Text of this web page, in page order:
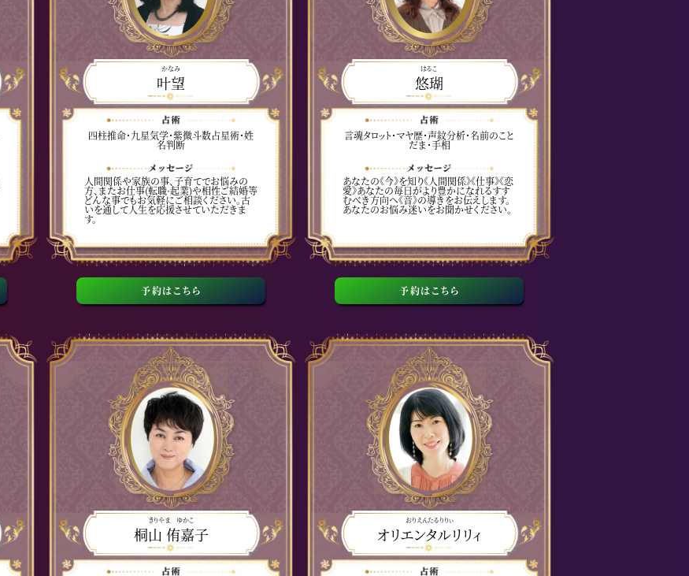
かなみ
叶望
四柱推命・九星気学・紫微斗数占星術・姓
名判断
人間関係や家族の事、子育てでお悩みの
方、またお仕事(転職·起業)や相性ご結婚等
どんな事でもお気軽にご相談ください。古
いを通して人生を応援させていただきま
す。
予約はこちら
はるこ
悠瑚
言魂タロット・マヤ歴・声紋分析・名前のこと
だま・手相
あなたの《今》を知り《人間関係》《仕事》《恋
愛》あなたの毎日がより豊かになれるすす
むべき方向へ《音》の導きをお伝えします。
あなたのお悩み迷いをお聞かせください。
予約はこちら
きりやま ゆかこ
桐山 侑嘉子
おりえんたるりりぃ
オリエンタルリリィ